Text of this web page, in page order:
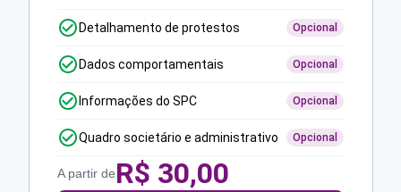
Detalhamento de protestos Opcional
Dados comportamentais Opcional
Informações do SPC Opcional
Quadro societário e administrativo Opcional
A partir deR$ 30,00